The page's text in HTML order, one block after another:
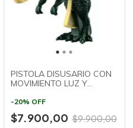
PISTOLA DISUSARIO CON
MOVIMIENTO LUZ Y
JUEGUETES
-20% OFF
$7.900,00 $9.900,00